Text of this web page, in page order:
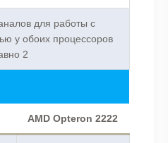
для работы с
у обоих процессоров
2
AMD Opteron 2222